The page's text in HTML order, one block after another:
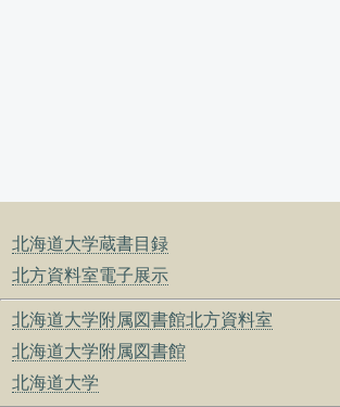
北海道大学蔵書目録
北方資料室電子展示
北海道大学附属図書館北方資料室
北海道大学附属図書館
北海道大学